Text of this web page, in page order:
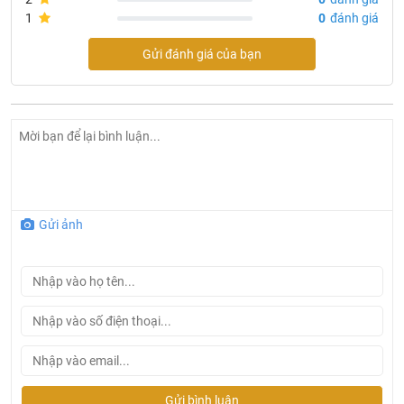
2S-BK
1
0 đánh giá
Gửi đánh giá của bạn
Gửi ảnh
Gửi bình luận